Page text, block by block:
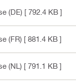
(DE) [ 792.4 KB ]
(FR) [ 881.4 KB ]
(NL) [ 791.1 KB ]